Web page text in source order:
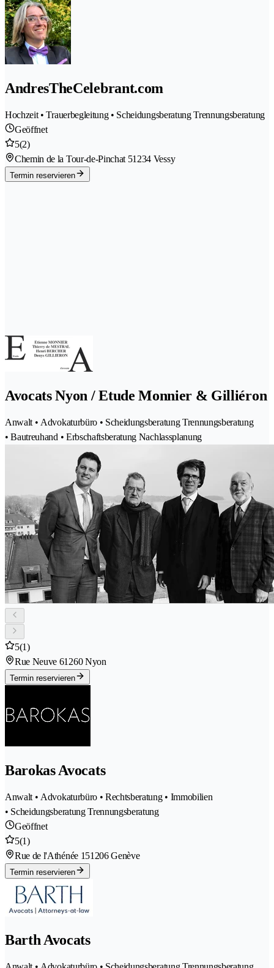
AndresTheCelebrant.com
Hochzeit • Trauerbegleitung • Scheidungsberatung Trennungsberatung
Geöffnet
5(2)
Chemin de la Tour-de-Pinchat 51234 Vessy
Termin reservieren
Avocats Nyon / Etude Monnier & Gilliéron
Anwalt • Advokaturbüro • Scheidungsberatung Trennungsberatung
• Bautreuhand • Erbschaftsberatung Nachlassplanung
5(1)
Rue Neuve 61260 Nyon
Termin reservieren
Barokas Avocats
Anwalt • Advokaturbüro • Rechtsberatung • Immobilien
• Scheidungsberatung Trennungsberatung
Geöffnet
5(1)
Rue de l'Athénée 151206 Genève
Termin reservieren
Barth Avocats